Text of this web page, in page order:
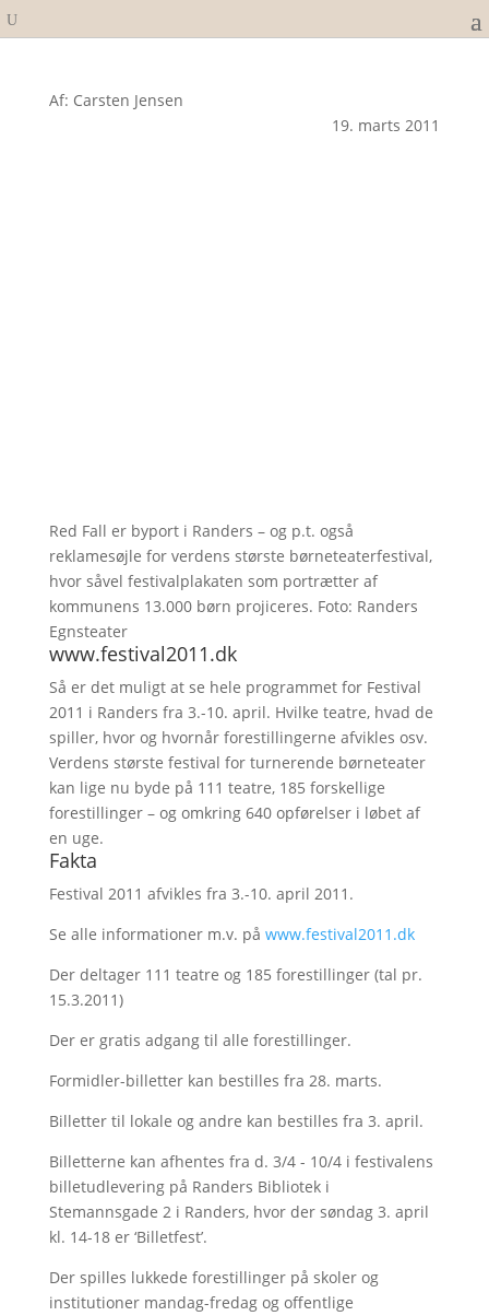
Af: Carsten Jensen
19. marts 2011
Red Fall er byport i Randers – og p.t. også
reklamesøjle for verdens største børneteaterfestival,
hvor såvel festivalplakaten som portrætter af
kommunens 13.000 børn projiceres. Foto: Randers
Egnsteater
www.festival2011.dk
Så er det muligt at se hele programmet for Festival
2011 i Randers fra 3.-10. april. Hvilke teatre, hvad de
spiller, hvor og hvornår forestillingerne afvikles osv.
Verdens største festival for turnerende børneteater
kan lige nu byde på 111 teatre, 185 forskellige
forestillinger – og omkring 640 opførelser i løbet af
en uge.
Fakta
Festival 2011 afvikles fra 3.-10. april 2011.
Se alle informationer m.v. på www.festival2011.dk
Der deltager 111 teatre og 185 forestillinger (tal pr.
15.3.2011)
Der er gratis adgang til alle forestillinger.
Formidler-billetter kan bestilles fra 28. marts.
Billetter til lokale og andre kan bestilles fra 3. april.
Billetterne kan afhentes fra d. 3/4 - 10/4 i festivalens
billetudlevering på Randers Bibliotek i
Stemannsgade 2 i Randers, hvor der søndag 3. april
kl. 14-18 er ‘Billetfest’.
Der spilles lukkede forestillinger på skoler og
institutioner mandag-fredag og offentlige